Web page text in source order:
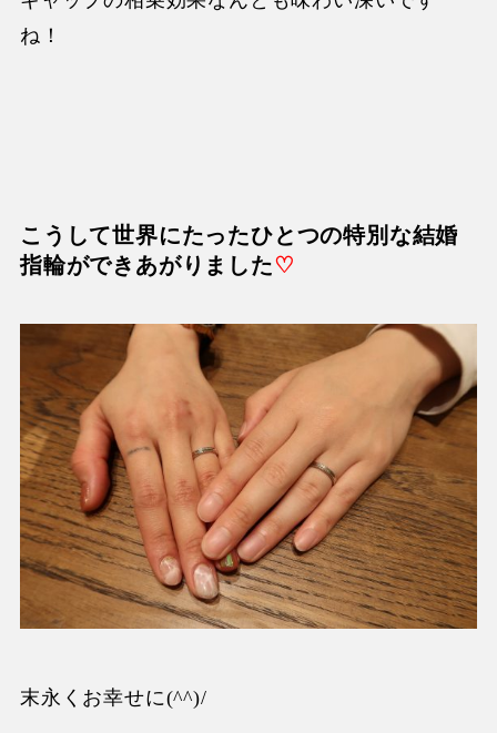
ね！
こうして世界にたったひとつの特別な結婚
指輪ができあがりました♡
末永くお幸せに(^^)/